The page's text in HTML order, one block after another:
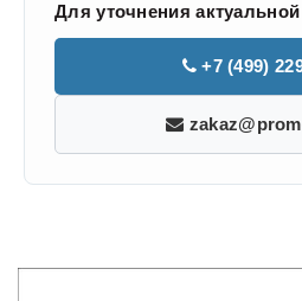
Для уточнения
+7 (499)